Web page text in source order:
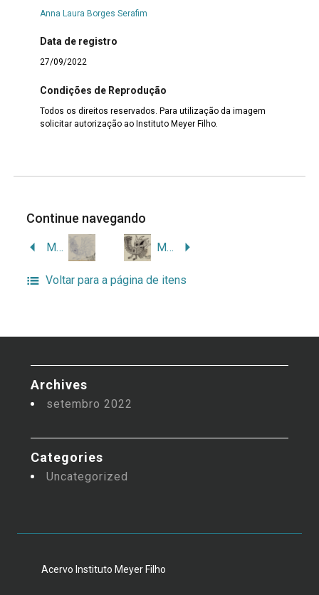
Anna Laura Borges Serafim
Data de registro
27/09/2022
Condições de Reprodução
Todos os direitos reservados. Para utilização da imagem
solicitar autorização ao Instituto Meyer Filho.
Continue navegando
MF.01774 MF.01777
Voltar para a página de itens
Archives
setembro 2022
Categories
Uncategorized
Acervo Instituto Meyer Filho